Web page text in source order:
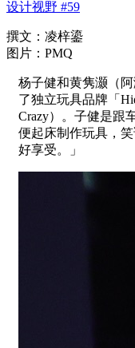
设计视野 #59
撰文：凌梓鎏
图片：PMQ
杨子健和黄隽灏（
了独立玩具品牌「
Crazy）。子健是跟
便起床制作玩具，
好享受。」